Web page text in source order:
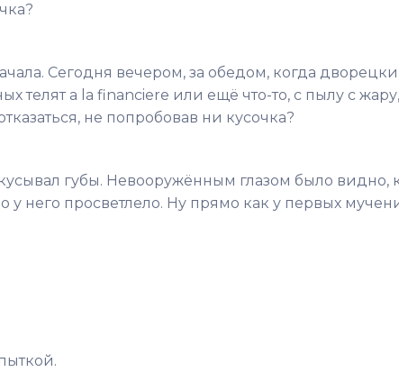
Сегодня вечером, за обедом, когда
телят a la financiere или ещё что-то, с пылу с
не попробовав ни кусочка?
губы. Невооружённым глазом было видно,
у него просветлело. Ну прямо как у первых